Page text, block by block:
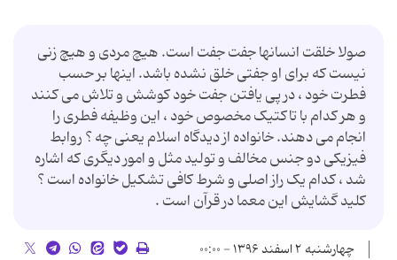
صولا خلقت انسانها جفت جفت است. هیچ مردی و هیچ زنی
نیست که برای او جفتی خلق نشده باشد. اینها بر حسب
فطرت خود ، در پی یافتن جفت خود کوشش و تلاش می کنند
و هر کدام با تاکتیک مخصوص خود ، این وظیفه فطری را
انجام می دهند. خانواده از دیدگاه اسلام یعنی چه ؟ روابط
فیزیکی دو جنس مخالف و تولید مثل و امور دیگری که اشاره
شد ، کدام یک راز اصلی و شرط کافی تشکیل خانواده است ؟
کلید گشایش این معما در قرآن است .
چهارشنبه ۲ اسفند ۱۳۹۶ - ۰۰:۰۰